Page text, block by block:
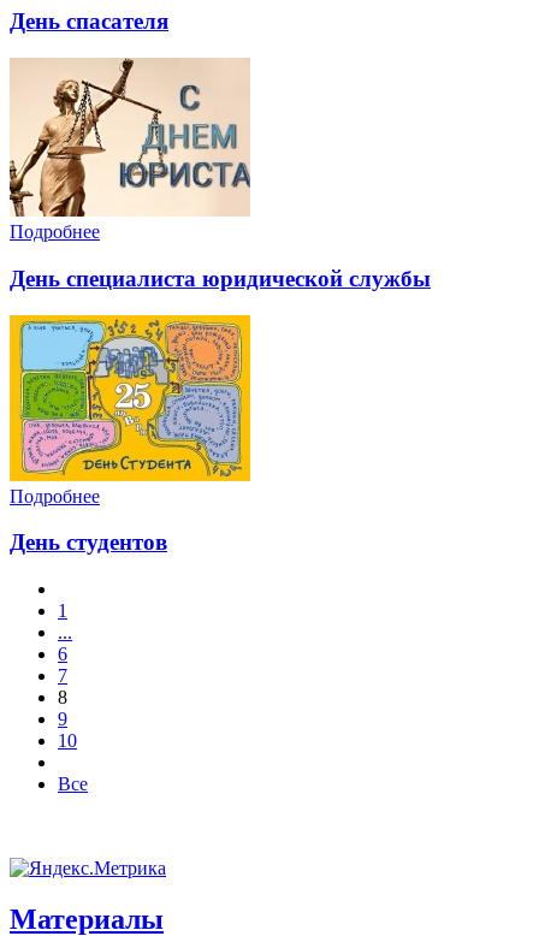
День спасателя
Подробнее
День специалиста юридической службы
Подробнее
День студентов
1
...
6
7
8
9
10
Все
Материалы